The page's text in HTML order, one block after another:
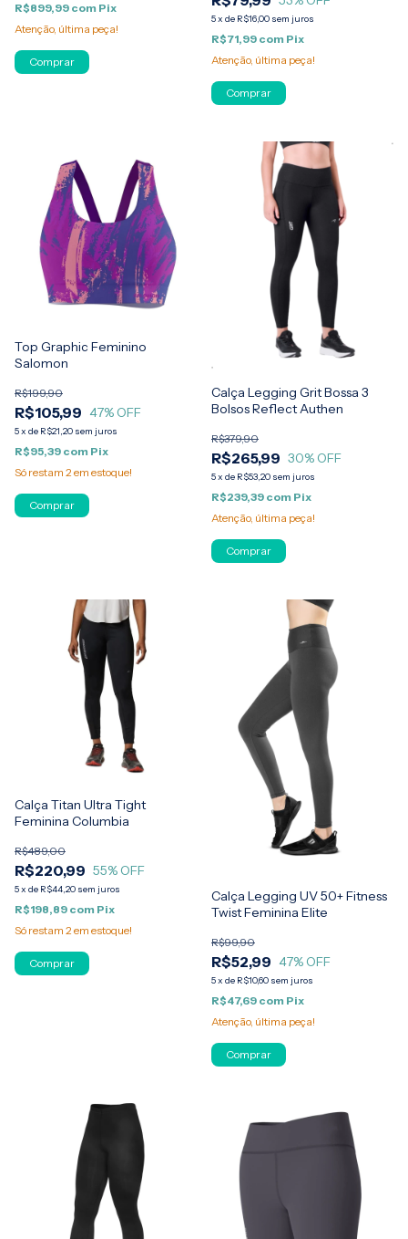
R$899,99 com Pix
Atenção, última peça!
Comprar
5x de R$16,00 sem juros
R$71,99 com Pix
Atenção, última peça!
Comprar
Top Graphic Feminino
Salomon
R$105,99
R$199,90
47% OFF
5x de R$21,20 sem juros
R$95,39 com Pix
Só restam 2 em estoque!
Comprar
Calça Legging Grit Bossa 3
Bolsos Reflect Authen
R$265,99
R$379,90
30% OFF
5x de R$53,20 sem juros
R$239,39 com Pix
Atenção, última peça!
Comprar
Calça Titan Ultra Tight
Feminina Columbia
R$220,99
R$489,00
55% OFF
5x de R$44,20 sem juros
R$198,89 com Pix
Só restam 2 em estoque!
Comprar
Calça Legging UV 50+ Fitness
Twist Feminina Elite
R$52,99
R$99,90
47% OFF
5x de R$10,60 sem juros
R$47,69 com Pix
Atenção, última peça!
Comprar